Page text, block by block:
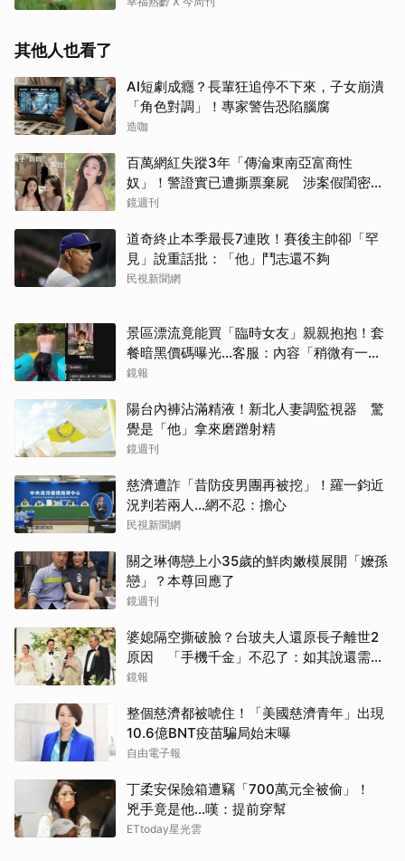
其他人也看了
AI短劇成癮？長輩狂追停不下來，子女崩潰
「角色對調」！專家警告恐陷腦腐
造咖
百萬網紅失蹤3年「傳淪東南亞富商性
奴」！警證實已遭撕票棄屍 涉案假閨密近
況曝光
鏡週刊
道奇終止本季最長7連敗！賽後主帥卻「罕
見」說重話批：「他」鬥志還不夠
民視新聞網
景區漂流竟能買「臨時女友」親親抱抱！套
餐暗黑價碼曝光…客服：內容「稍微有一點
尺度」
鏡報
陽台內褲沾滿精液！新北人妻調監視器 驚
覺是「他」拿來磨蹭射精
鏡週刊
慈濟遭詐「昔防疫男團再被挖」！羅一鈞近
況判若兩人…網不忍：擔心
民視新聞網
關之琳傳戀上小35歲的鮮肉嫩模展開「嬤孫
戀」？本尊回應了
鏡週刊
婆媳隔空撕破臉？台玻夫人還原長子離世2
原因 「手機千金」不忍了：如其說還需要
離開嗎？
鏡報
整個慈濟都被唬住！「美國慈濟青年」出現
10.6億BNT疫苗騙局始末曝
自由電子報
丁柔安保險箱遭竊「700萬元全被偷」！
兇手竟是他...嘆：提前穿幫
ETtoday星光雲